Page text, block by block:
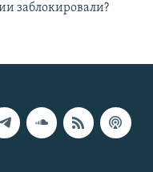
заблокировали?